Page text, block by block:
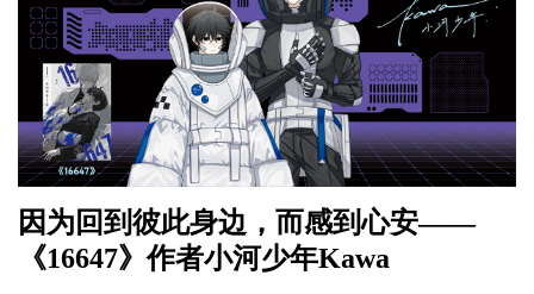
因为回到彼此身边，而感到心安——
《16647》作者小河少年Kawa